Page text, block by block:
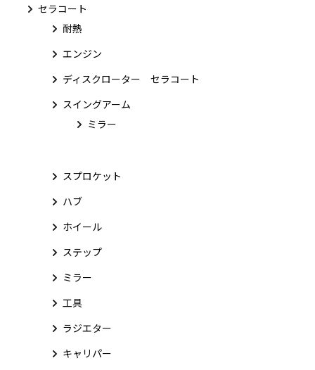
セラコート
耐熱
エンジン
ディスクローター セラコート
スイングアーム
ミラー
スプロケット
ハブ
ホイール
ステップ
ミラー
工具
ラジエター
キャリパー